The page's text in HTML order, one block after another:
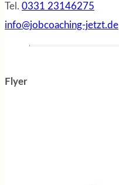
Tel. 0331 23146275
info@jobcoaching-jetzt.de
Flyer